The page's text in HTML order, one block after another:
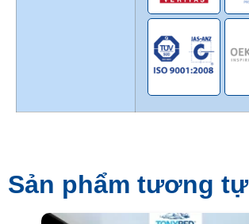
Sản phẩm tương tự